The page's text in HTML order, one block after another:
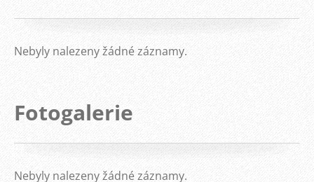
Nebyly nalezeny žádné záznamy.
Fotogalerie
Nebyly nalezeny žádné záznamy.